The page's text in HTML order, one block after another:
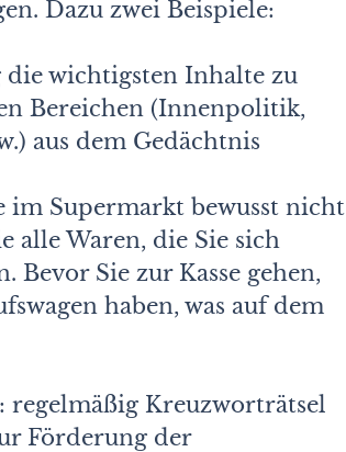
Dazu zwei Beispiele:
die wichtigsten Inhalte zu
Bereichen (Innenpolitik,
aus dem Gedächtnis
im Supermarkt bewusst nicht
alle Waren, die Sie sich
Bevor Sie zur Kasse gehen,
haben, was auf dem
regelmäßig Kreuzworträtsel
Förderung der